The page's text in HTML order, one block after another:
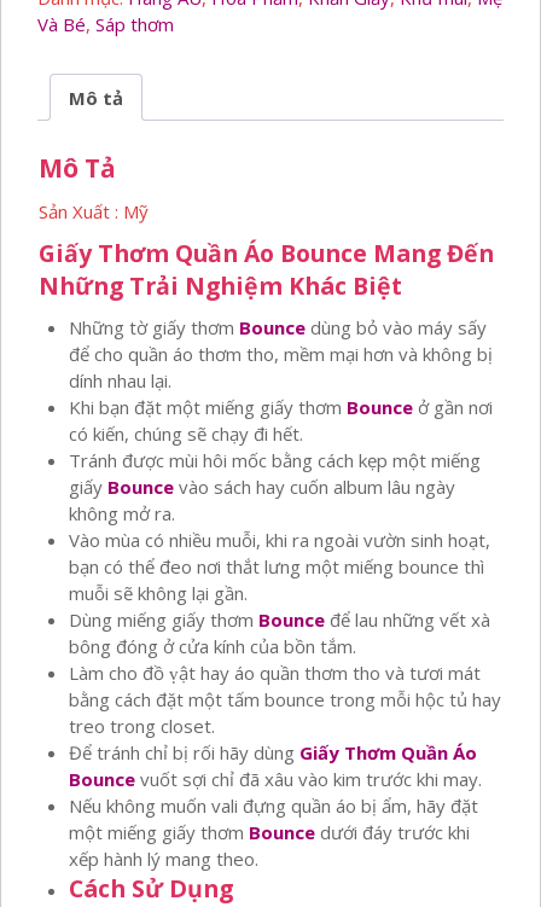
số
lượng
Và Bé, Sáp thơm
Mô tả
Mô Tả
Sản Xuất : Mỹ
Giấy Thơm Quần Áo Bounce Mang Đến
Những Trải Nghiệm Khác Biệt
Những tờ giấy thơm Bounce dùng bỏ vào máy sấy
để cho quần áo thơm tho, mềm mại hơn và không bị
dính nhau lại.
Khi bạn đặt một miếng giấy thơm Bounce ở gần nơi
có kiến, chúng sẽ chạy đi hết.
Tránh được mùi hôi mốc bằng cách kẹp một miếng
giấy Bounce vào sách hay cuốn album lâu ngày
không mở ra.
Vào mùa có nhiều muỗi, khi ra ngoài vườn sinh hoạt,
bạn có thể đeo nơi thắt lưng một miếng bounce thì
muỗi sẽ không lại gần.
Dùng miếng giấy thơm Bounce để lau những vết xà
bông đóng ở cửa kính của bồn tắm.
Làm cho đồ ṿật hay áo quần thơm tho và tươi mát
bằng cách đặt một tấm bounce trong mỗi hộc tủ hay
treo trong closet.
Để tránh chỉ bị rối hãy dùng Giấy Thơm Quần Áo
Bounce vuốt sợi chỉ đã xâu vào kim trước khi may.
Nếu không muốn vali đựng quần áo bị ẩm, hãy đặt
một miếng giấy thơm Bounce dưới đáy trước khi
xếp hành lý mang theo.
Cách Sử Dụng